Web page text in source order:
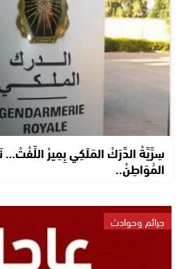
سِرِّيَّةْ الدَّرَكْ المَلَكِي بِمِيرْ
المُوَاطِنْ..
جرائم وحوادث